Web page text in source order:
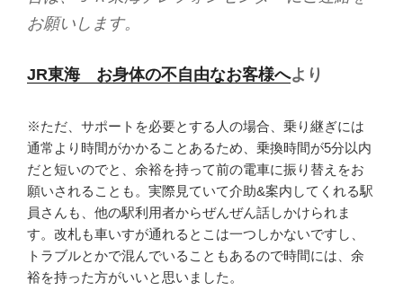
お願いします。
JR東海 お身体の不自由なお客様へより
※ただ、サポートを必要とする人の場合、乗り継ぎには
通常より時間がかかることあるため、乗換時間が5分以内
だと短いのでと、余裕を持って前の電車に振り替えをお
願いされることも。実際見ていて介助&案内してくれる駅
員さんも、他の駅利用者からぜんぜん話しかけられま
す。改札も車いすが通れるとこは一つしかないですし、
トラブルとかで混んでいることもあるので時間には、余
裕を持った方がいいと思いました。